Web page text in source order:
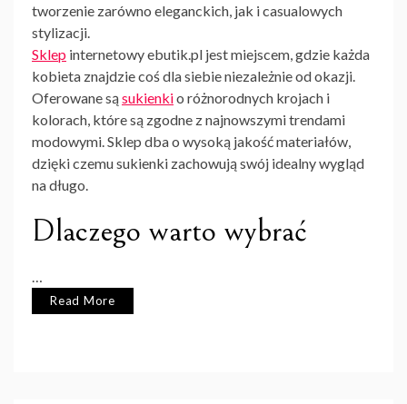
tworzenie zarówno eleganckich, jak i casualowych
stylizacji.
Sklep internetowy ebutik.pl jest miejscem, gdzie każda
kobieta znajdzie coś dla siebie niezależnie od okazji.
Oferowane sąsukienkio różnorodnych krojach i
kolorach, które są zgodne z najnowszymi trendami
modowymi. Sklep dba o wysoką jakość materiałów,
dzięki czemu sukienki zachowują swój idealny wygląd
na długo.
Dlaczego warto wybrać
…
Read More